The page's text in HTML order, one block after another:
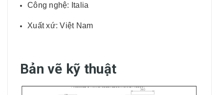
Công nghệ: Italia
Xuất xứ: Việt Nam
Bản vẽ kỹ thuật